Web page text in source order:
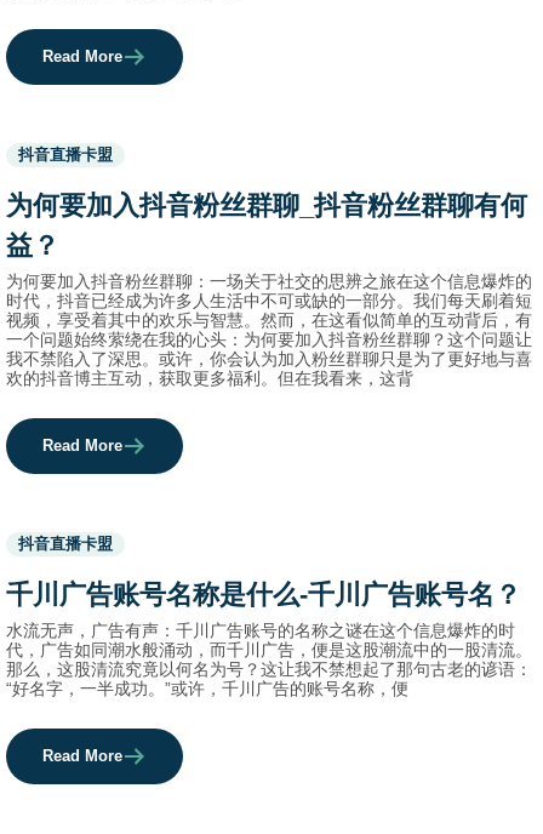
Read More
Used
before
names.
抖音直播卡盟
为何要加入抖音粉丝群聊_抖音粉丝群聊有何
益？
为何要加入抖音粉丝群聊：一场关于社交的思辨之旅在这个信息爆炸的
时代，抖音已经成为许多人生活中不可或缺的一部分。我们每天刷着短
视频，享受着其中的欢乐与智慧。然而，在这看似简单的互动背后，有
一个问题始终萦绕在我的心头：为何要加入抖音粉丝群聊？这个问题让
我不禁陷入了深思。或许，你会认为加入粉丝群聊只是为了更好地与喜
欢的抖音博主互动，获取更多福利。但在我看来，这背
Read More
Used
before
category
names.
抖音直播卡盟
千川广告账号名称是什么-千川广告账号名？
水流无声，广告有声：千川广告账号的名称之谜在这个信息爆炸的时
代，广告如同潮水般涌动，而千川广告，便是这股潮流中的一股清流。
那么，这股清流究竟以何名为号？这让我不禁想起了那句古老的谚语：
“好名字，一半成功。”或许，千川广告的账号名称，便
Read More